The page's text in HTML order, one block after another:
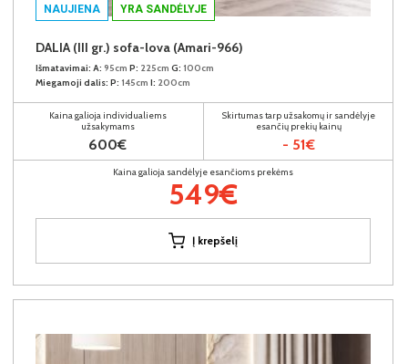
NAUJIENA YRA SANDĖLYJE
DALIA (III gr.) sofa-lova (Amari-966)
Išmatavimai: A: 95cm P: 225cm G: 100cm
Miegamoji dalis: P: 145cm I: 200cm
Kaina galioja individualiems
užsakymams
600€
Skirtumas tarp užsakomų ir sandėlyje
esančių prekių kainų
- 51€
Kaina galioja sandėlyje esančioms prekėms
549€
Į krepšelį